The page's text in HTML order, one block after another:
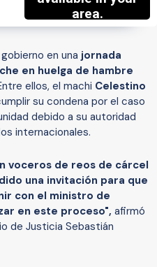
en una jornada
en huelga de hambre
ellos, el machi Celestino
su condena por el caso
debido a su autoridad
internacionales.
voceros de reos de cárcel
una invitación para que
con el ministro de
en este proceso", afirmó
de Justicia Sebastián